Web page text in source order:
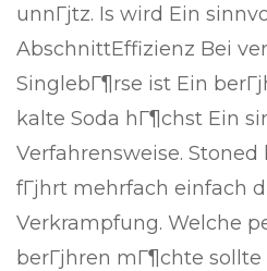
unnГјtz. Is wird Ein
AbschnittEffizienz Bei
SinglebГ¶rse ist Ein
kalte Soda hГ¶chst Ein
Verfahrensweise. Stoned
fГјhrt mehrfach einfach
Verkrampfung. Welche
berГјhren mГ¶chte